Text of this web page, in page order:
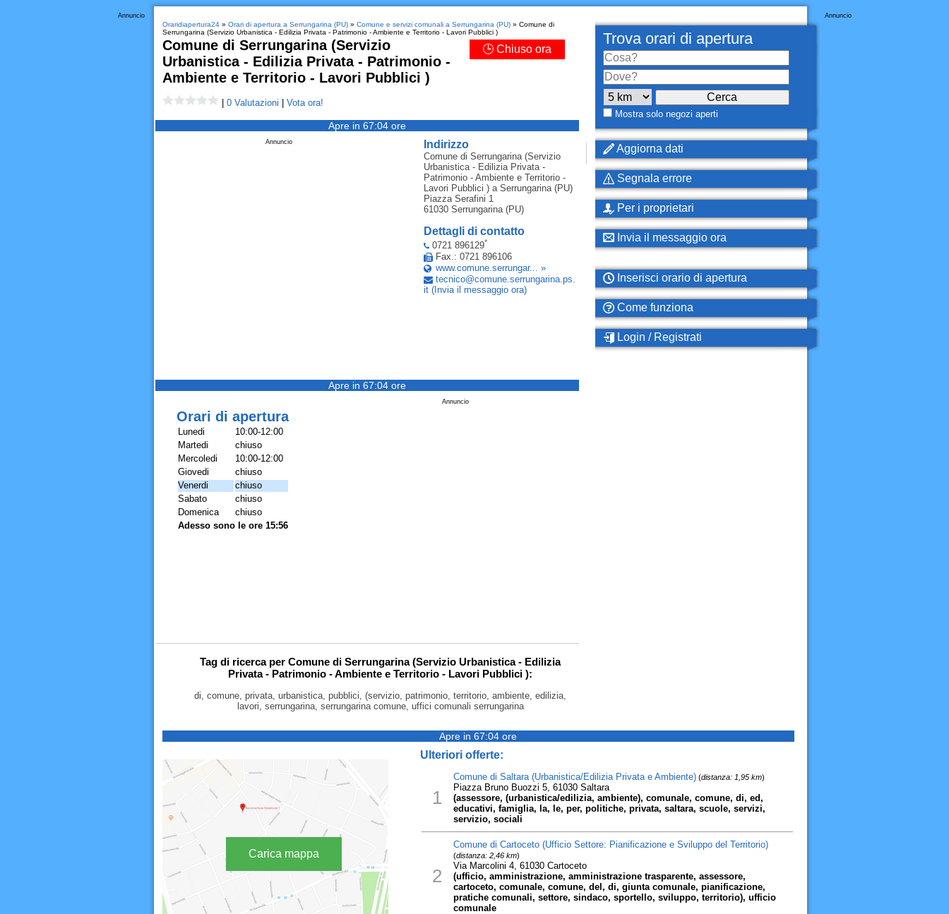
Annuncio
Oraridiapertura24» Orari di apertura a Serrungarina (PU)» Comune e servizi comunali a Serrungarina (PU)» Comune di
Serrungarina (Servizio Urbanistica - Edilizia Privata - Patrimonio - Ambiente e Territorio - Lavori Pubblici )
Comune di Serrungarina (Servizio
Urbanistica - Edilizia Privata - Patrimonio -
Ambiente e Territorio - Lavori Pubblici )
🕒 Chiuso ora
0 Valutazioni Vota ora!
Apre in 67:04 ore
Indirizzo
Comune di Serrungarina (Servizio
Urbanistica - Edilizia Privata -
Patrimonio - Ambiente e Territorio -
Lavori Pubblici )a Serrungarina (PU)
Piazza Serafini 1
61030 Serrungarina (PU)
Dettagli di contatto
0721 896129*
Fax.: 0721 896106
www.comune.serrungar... »
tecnico@comune.serrungarina.ps.
it (Invia il messaggio ora)
Annuncio
Apre in 67:04 ore
Annuncio
Orari di apertura
Lunedi
10:00-12:00
Martedi
chiuso
Mercoledi
10:00-12:00
Giovedi
chiuso
Venerdi
chiuso
Sabato
chiuso
Domenica
chiuso
Adesso sono le ore 15:56
Tag di ricerca per Comune di Serrungarina (Servizio Urbanistica - Edilizia
Privata - Patrimonio - Ambiente e Territorio - Lavori Pubblici ):
di, comune, privata, urbanistica, pubblici, (servizio, patrimonio, territorio, ambiente, edilizia,
lavori, serrungarina, serrungarina comune, uffici comunali serrungarina
Annuncio
Trova orari di apertura
Mostra solo negozi aperti
Aggiorna dati
Segnala errore
Per i proprietari
Invia il messaggio ora
Inserisci orario di apertura
Come funziona
Login / Registrati
Apre in 67:04 ore
Carica mappa
Ulteriori offerte:
1
Comune di Saltara (Urbanistica/Edilizia Privata e Ambiente)(distanza: 1,95 km)
Piazza Bruno Buozzi 5, 61030 Saltara
(assessore, (urbanistica/edilizia, ambiente), comunale, comune, di, ed,
educativi, famiglia, la, le, per, politiche, privata, saltara, scuole, servizi,
servizio, sociali
2
Comune di Cartoceto (Ufficio Settore: Pianificazione e Sviluppo del Territorio)
(distanza: 2,46 km)
Via Marcolini 4, 61030 Cartoceto
(ufficio, amministrazione, amministrazione trasparente, assessore,
cartoceto, comunale, comune, del, di, giunta comunale, pianificazione,
pratiche comunali, settore, sindaco, sportello, sviluppo, territorio), ufficio
comunale